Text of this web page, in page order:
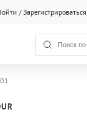
/Зарегистрироваться